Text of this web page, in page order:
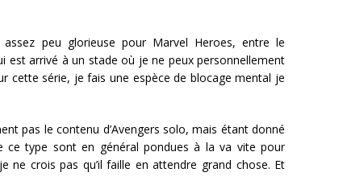
peu glorieuse pour Marvel Heroes, entre le
est arrivé à un stade où je ne peux personnellement
cette série, je fais une espèce de blocage mental je
pas le contenu d’Avengers solo, mais étant donné
ce type sont en général pondues à la va vite pour
ne crois pas qu’il faille en attendre grand chose. Et